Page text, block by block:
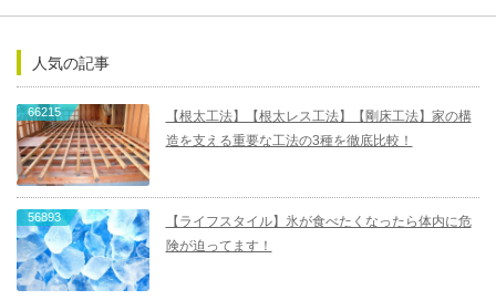
人気の記事
66215
【根太工法】【根太レス工法】【剛床工法】家の構
造を支える重要な工法の3種を徹底比較！
56893
【ライフスタイル】氷が食べたくなったら体内に危
険が迫ってます！